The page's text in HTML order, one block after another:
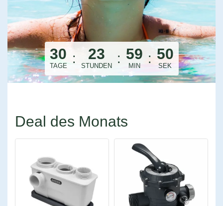
30
TAGE : 23
STUNDEN : 59
MIN : 49
SEK
Deal des Monats